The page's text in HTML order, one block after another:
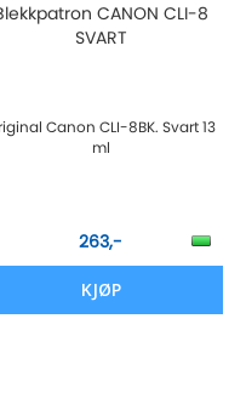
CANON CLI-8
SVART
Canon CLI-8BK. Svart 13
ml
263,-
KJØP